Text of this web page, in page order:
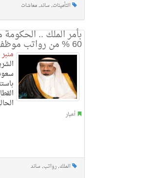
التأمينات, ساند,معاشات
بأمر الملك ..
60 % من رواتب موظفي القطاع الخاص السعوديين
أخبار
الملك,رواتب, ساند